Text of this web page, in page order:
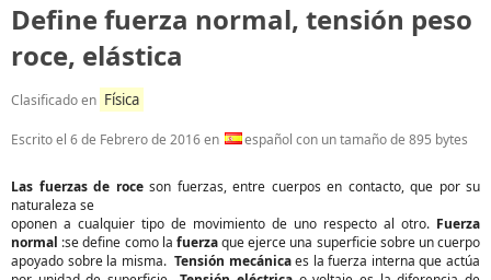
Define fuerza normal, tensión peso
roce, elástica
Clasificado en Física
Escrito el 6 de Febrero de 2016en español con un tamaño de 895 bytes
Las fuerzas de roceson fuerzas, entre cuerpos en contacto, que por su
naturaleza se
oponen a cualquier tipo de movimiento de uno respecto al otro. Fuerza
normal :se define como la fuerzaque ejerce una superficie sobre un cuerpo
apoyado sobre la misma. Tensión mecánicaes la fuerza interna que actúa